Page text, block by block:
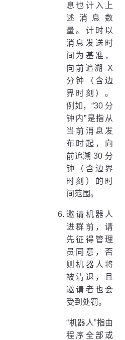
息也计入上
述消息数
量。计时以
消息发送时
间为基准，
向前追溯 X
分钟（含边
界时刻）。
例如，“30 分
钟内”是指从
当前消息发
布时起，向
前追溯 30 分
钟（含边界
时刻）的时
间范围。
邀请机器人
进群前，请
先征得管理
员同意，否
则机器人将
被清退，且
邀请者也会
受到处罚。
“机器人”指由
程序全部或